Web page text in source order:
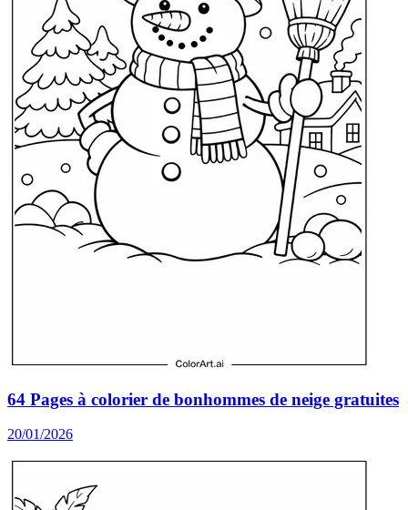
64 Pages à colorier de bonhommes de neige gratuites
20/01/2026